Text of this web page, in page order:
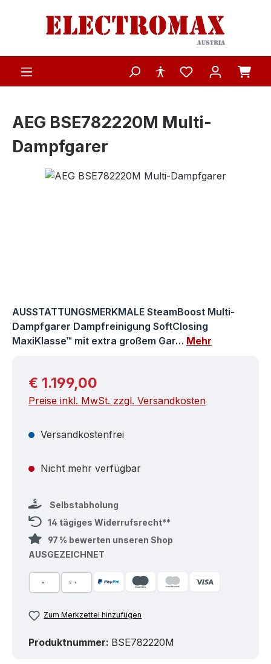
Zum Hauptinhalt springen
AEG BSE782220M Multi-
Dampfgarer
Bildergalerie überspringen
AUSSTATTUNGSMERKMALE SteamBoost Multi-
Dampfgarer Dampfreinigung SoftClosing
MaxiKlasse™ mit extra großem Gar… Mehr
Regulärer Preis:
€ 1.199,00
Preise inkl. MwSt. zzgl. Versandkosten
Versandkostenfrei
Nicht mehr verfügbar
Selbstabholung
14 tägiges Widerrufsrecht**
97 % bewerten unseren Shop
AUSGEZEICHNET
Zum Merkzettel hinzufügen
Produktnummer: BSE782220M